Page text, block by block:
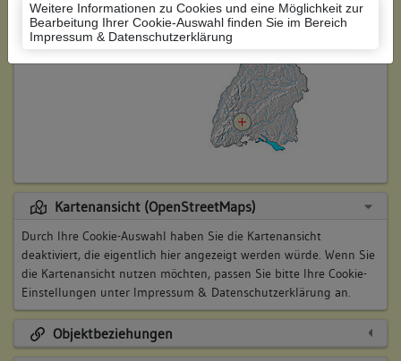
Weitere Informationen zu Cookies und eine Möglichkeit zur
Bearbeitung Ihrer Cookie-Auswahl finden Sie im Bereich
Impressum & Datenschutzerklärung
Historische Gebäudenummer: keine
Lage des Wohnplatzes:
Kartenansicht (OpenStreetMaps)
Durch Ihre Cookie-Auswahl haben Sie die Kartenansicht
deaktiviert, die eigentlich hier angezeigt werden würde. Wenn Sie
die Kartenansicht nutzen möchten, passen Sie bitte Ihre Cookie-
Einstellungen unter Impressum & Datenschutzerklärung an.
Objektbeziehungen